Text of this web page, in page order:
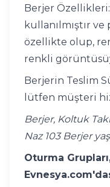
Berjer
kullanılmıştır
özellikte olup,
renkli
Berjerin Teslim
lütfen müşteri
Berjer, Koltuk
Naz 103 Berjer
Oturma